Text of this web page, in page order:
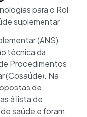
para o Rol
suplementar
(ANS)
técnica da
Procedimentos
(Cosaúde). Na
de
à lista de
saúde e foram